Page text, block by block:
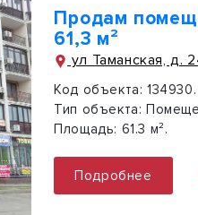
Продам
61,3 м²
ул Таманская, д.
Код объекта: 134930.
Тип объекта:
Площадь: 61.3 м².
Подробнее